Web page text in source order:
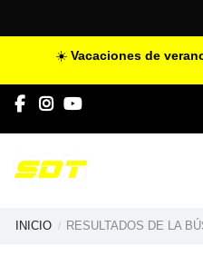
☀️ Vacaciones de
INICIO RESULTADOS DE LA